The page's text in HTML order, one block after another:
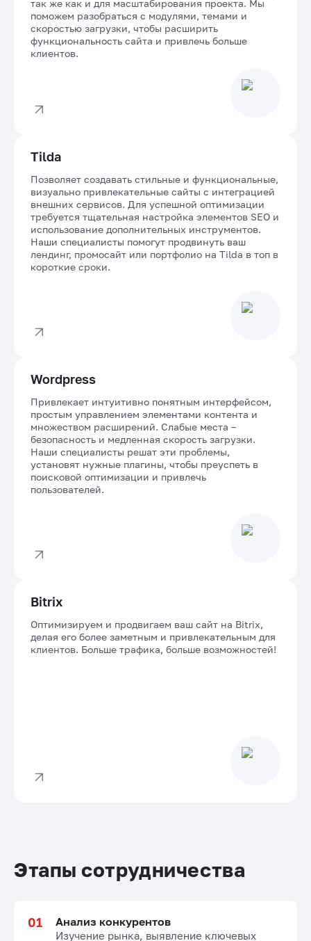
так же как и для масштабирования проекта. Мы
поможем разобраться с модулями, темами и
скоростью загрузки, чтобы расширить
функциональность сайта и привлечь больше
клиентов.
Tilda
Позволяет создавать стильные и функциональные,
визуально привлекательные сайты с интеграцией
внешних сервисов. Для успешной оптимизации
требуется тщательная настройка элементов SEO и
использование дополнительных инструментов.
Наши специалисты помогут продвинуть ваш
лендинг, промосайт или портфолио на Tilda в топ в
короткие сроки.
Wordpress
Привлекает интуитивно понятным интерфейсом,
простым управлением элементами контента и
множеством расширений. Слабые места –
безопасность и медленная скорость загрузки.
Наши специалисты решат эти проблемы,
установят нужные плагины, чтобы преуспеть в
поисковой оптимизации и привлечь
пользователей.
Bitrix
Оптимизируем и продвигаем ваш сайт на Bitrix,
делая его более заметным и привлекательным для
клиентов. Больше трафика, больше возможностей!
Этапы сотрудничества
Анализ конкурентов
Изучение рынка, выявление ключевых